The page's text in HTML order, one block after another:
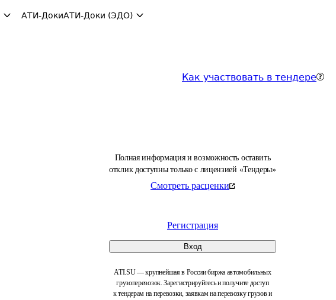
АТИ-ДокиАТИ-Доки (ЭДО)
Как участвовать в тендере
Полная информация и возможность оставить
отклик доступны только с лицензией «Тендеры»
Смотреть расценки
Регистрация
Вход
ATI.SU — крупнейшая в России биржа автомобильных
грузоперевозок. Зарегистрируйтесь и получите доступ
к тендерам на перевозки, заявкам на перевозку грузов и